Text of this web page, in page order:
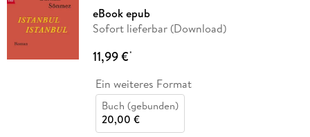
eBook epub
Sofort lieferbar (Download)
11,99 €*
Ein weiteres Format
Buch (gebunden)
20,00 €